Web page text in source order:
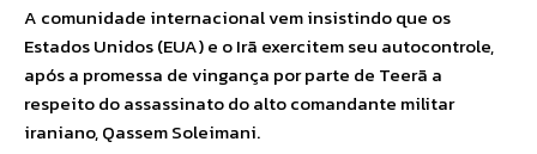
A comunidade internacional vem insistindo que os
Estados Unidos (EUA) e o Irã exercitem seu autocontrole,
após a promessa de vingança por parte de Teerã a
respeito do assassinato do alto comandante militar
iraniano, Qassem Soleimani.